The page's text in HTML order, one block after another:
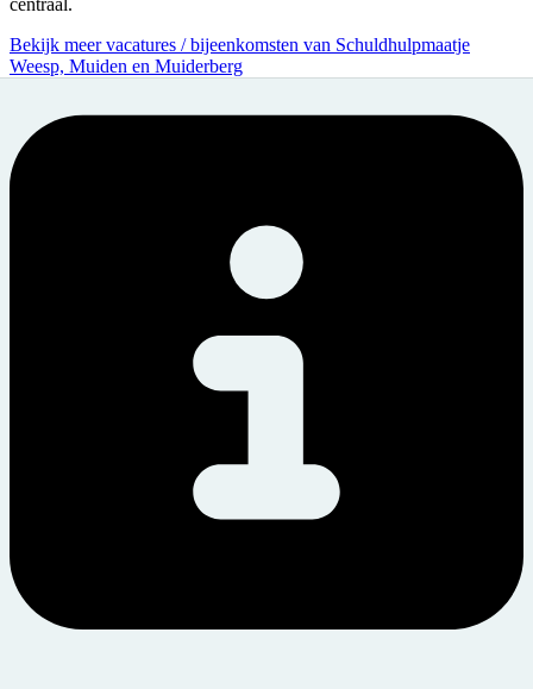
centraal.
Bekijk meer vacatures / bijeenkomsten van Schuldhulpmaatje
Weesp, Muiden en Muiderberg